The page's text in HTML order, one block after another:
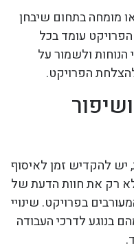
מומחה בתחום שיבחן
עומד בכל
הנוחות ולשמור על
הפרויקט.
להקדיש זמן לאיסוף
רק את חוות הדעת של
בפרויקט. שינויי
בנוגע לדרכי העבודה